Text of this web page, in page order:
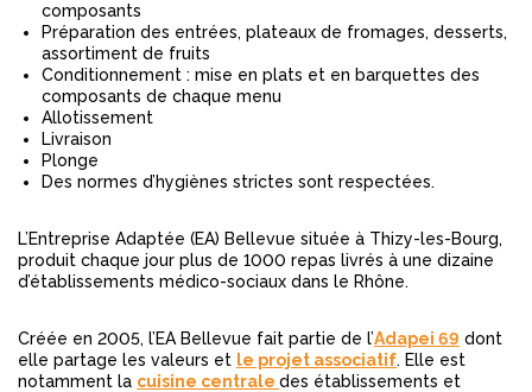
composants
Préparation des entrées, plateaux de fromages, desserts,
assortiment de fruits
Conditionnement : mise en plats et en barquettes des
composants de chaque menu
Allotissement
Livraison
Plonge
Des normes d’hygiènes strictes sont respectées.
L’Entreprise Adaptée (EA) Bellevue située à Thizy-les-Bourg,
produit chaque jour plus de 1000 repas livrés à une dizaine
d’établissements médico-sociaux dans le Rhône.
Créée en 2005, l’EA Bellevue fait partie de l’Adapei 69 dont
elle partage les valeurs et le projet associatif. Elle est
notamment la cuisine centrale des établissements et